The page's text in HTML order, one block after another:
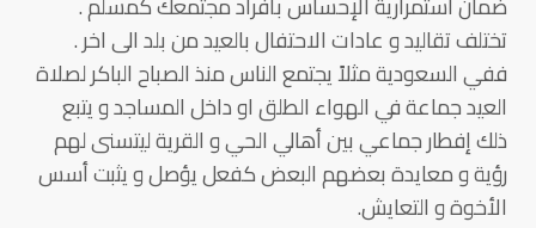
تختلف تقاليد و عادات الاحتفال بالعيد من بلد الى اخر .
ففي السعودية مثلاً يجتمع الناس منذ الصباح الباكر لصلاة
العيد جماعة في الهواء الطلق او داخل المساجد و يتبع
ذلك إفطار جماعي بين أهالي الحي و القرية ليتسنى لهم
رؤية و معايدة بعضهم البعض كفعل يؤصل و يثبت أسس
الأخوة و التعايش.